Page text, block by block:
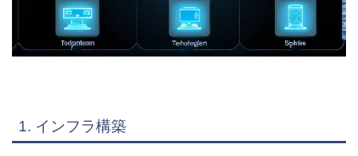
1. インフラ構築